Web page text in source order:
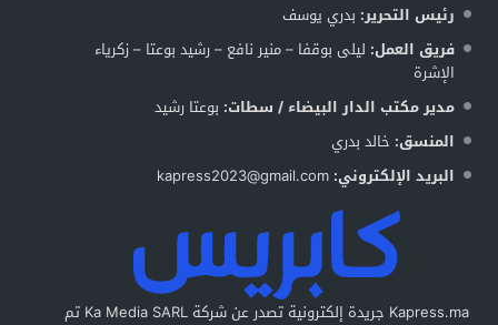
رئيس التحرير: بدري يوسف
فريق العمل: ليلى بوقفا – منير نافع – رشيد بوعتا – زكرياء
الإشرة
مدير مكتب الدار البيضاء / سطات: بوعتا رشيد
المنسق: خالد بدري
البريد الإلكتروني: kapress2023@gmail.com
Kapress.ma جريدة إلكترونية تصدر عن شركة Ka Media SARL تم